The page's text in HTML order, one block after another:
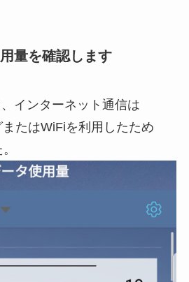
量を確認します
インターネット通信は
たはWiFiを利用したため